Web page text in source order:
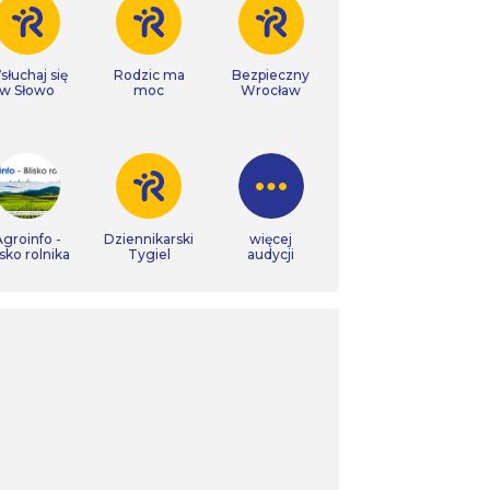
się
w Słowo
Rodzic ma
moc
Bezpieczny
Wrocław
-
rolnika
Dziennikarski
Tygiel
więcej
audycji